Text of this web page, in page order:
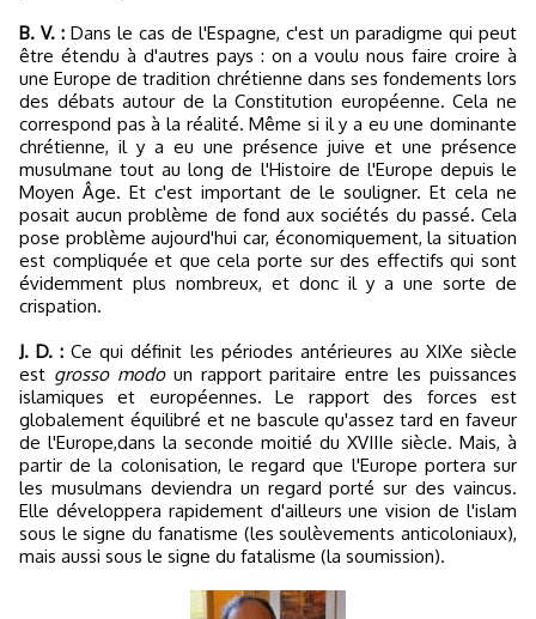
B. V. : Dans le cas de l'Espagne, c'est un paradigme qui peut
être étendu à d'autres pays : on a voulu nous faire croire à
une Europe de tradition chrétienne dans ses fondements lors
des débats autour de la Constitution européenne. Cela ne
correspond pas à la réalité. Même si il y a eu une dominante
chrétienne, il y a eu une présence juive et une présence
musulmane tout au long de l'Histoire de l'Europe depuis le
Moyen Âge. Et c'est important de le souligner. Et cela ne
posait aucun problème de fond aux sociétés du passé. Cela
pose problème aujourd'hui car, économiquement, la situation
est compliquée et que cela porte sur des effectifs qui sont
évidemment plus nombreux, et donc il y a une sorte de
crispation.
J. D. : Ce qui définit les périodes antérieures au XIXe siècle
est grosso modoun rapport paritaire entre les puissances
islamiques et européennes. Le rapport des forces est
globalement équilibré et ne bascule qu'assez tard en faveur
de l'Europe,dans la seconde moitié du XVIIIe siècle. Mais, à
partir de la colonisation, le regard que l'Europe portera sur
les musulmans deviendra un regard porté sur des vaincus.
Elle développera rapidement d'ailleurs une vision de l'islam
sous le signe du fanatisme (les soulèvements anticoloniaux),
mais aussi sous le signe du fatalisme (la soumission).